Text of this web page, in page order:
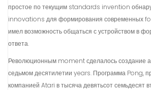
простое по текущим standards invention
innovations для формирования современных
имел возможность общаться с устройством в
ответа.
Революционным moment сделалось создание
седьмом десятилетии years. Программа Pong,
компанией Atari в тысяча девятьсот семьдесят